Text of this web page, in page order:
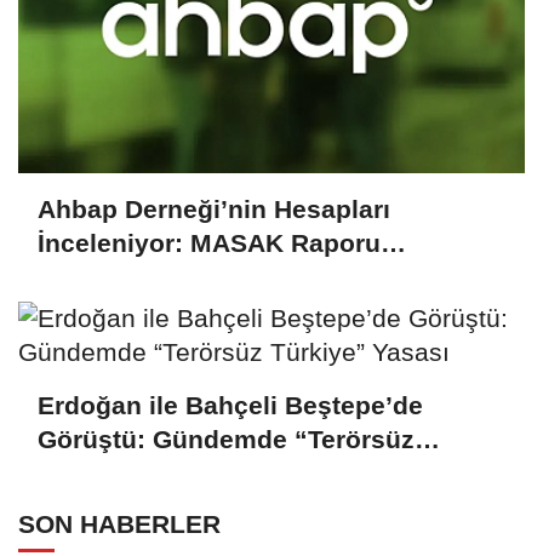
Ahbap Derneği’nin Hesapları
İnceleniyor: MASAK Raporu
Erdoğan ile Bahçeli Beştepe’de
Görüştü: Gündemde “Terörsüz
SON HABERLER